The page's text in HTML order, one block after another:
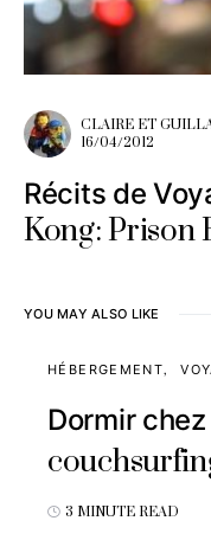
CLAIRE ET
16/04/2012
Récits de
Kong: Prison
YOU MAY ALSO LIKE
HÉBERGEMENT
Dormir
3 MINUTE READ